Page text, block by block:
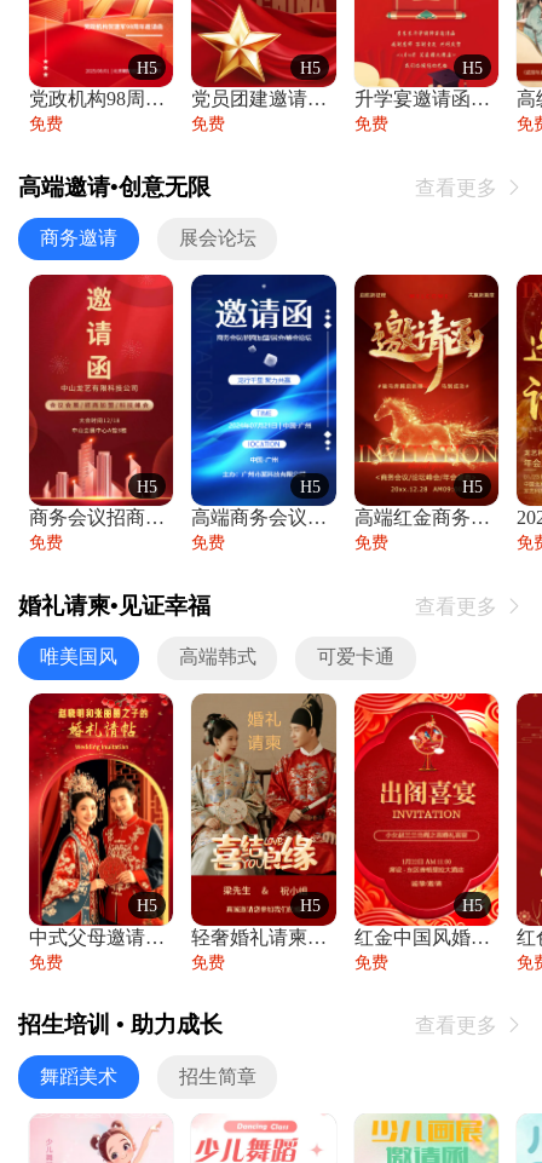
H5
党政机构98周年八一建军节庆祝晚会活动邀
免费
H5
党员团建邀请函党建活动风采党会工作汇报总
免费
H5
升学宴邀请函喜报金榜题名高端谢师宴邀请函
免费 免
高端邀请•创意无限 查看更多 
商务邀请 展会论坛
H5
商务会议招商展会科技峰会邀请函年会邀请
免费
H5
高端商务会议招商加盟展会峰会论坛邀请函
免费
H5
高端红金商务会议年会年终盛典答谢邀请函
免费 免
婚礼请柬•见证幸福 查看更多 
唯美国风 高端韩式 可爱卡通
H5
中式父母邀请函婚礼结婚请柬请贴父母邀请方
免费
H5
轻奢婚礼请柬婚礼邀请函结婚照请帖
免费
H5
红金中国风婚礼请柬出阁喜宴嫁女请帖出阁宴
免费 免
招生培训 • 助力成长 查看更多 
舞蹈美术 招生简章